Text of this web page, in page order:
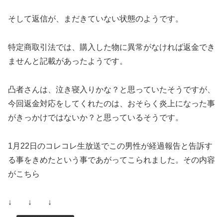
そして返信が、まだきていない状態のようです。
特定商取引法では、購入した物に異常がなければ返金でき
ませんと記載があったようです。
凸者さんは、泣き寝入りかな？と思っていたそうですが、
今回返金対応をしてくれたのは、おそらく炎上になった事
がきっかけではないか？と思っているそうです。
1月22日のコレコレ生放送でこの男性が経過報告と告訴す
る事をきめたという事であがってこられました。その内容
がこちら
↓ ↓ ↓